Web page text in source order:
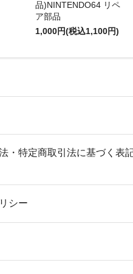
品)NINTENDO64 リペ
ア部品
1,000円(税込1,100円)
・特定商取引法に基づく表
シー